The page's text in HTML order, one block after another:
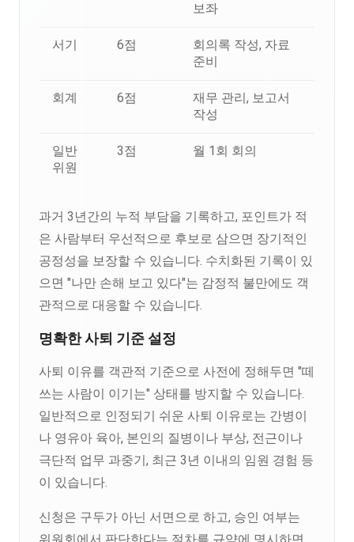
보좌
서기 6점
회의록 작성, 자료
준비
회계 6점
재무 관리, 보고서
작성
일반
위원
3점 월 1회 회의
과거 3년간의 누적 부담을 기록하고, 포인트가 적
은 사람부터 우선적으로 후보로 삼으면 장기적인
공정성을 보장할 수 있습니다. 수치화된 기록이 있
으면 "나만 손해 보고 있다"는 감정적 불만에도 객
관적으로 대응할 수 있습니다.
명확한 사퇴 기준 설정
사퇴 이유를 객관적 기준으로 사전에 정해두면 "떼
쓰는 사람이 이기는" 상태를 방지할 수 있습니다.
일반적으로 인정되기 쉬운 사퇴 이유로는 간병이
나 영유아 육아, 본인의 질병이나 부상, 전근이나
극단적 업무 과중기, 최근 3년 이내의 임원 경험 등
이 있습니다.
신청은 구두가 아닌 서면으로 하고, 승인 여부는